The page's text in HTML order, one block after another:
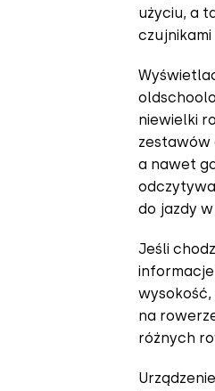
użyciu, a
czujnikami
niewielki
zestawów
a nawet
do jazdy
Jeśli
na
różnych